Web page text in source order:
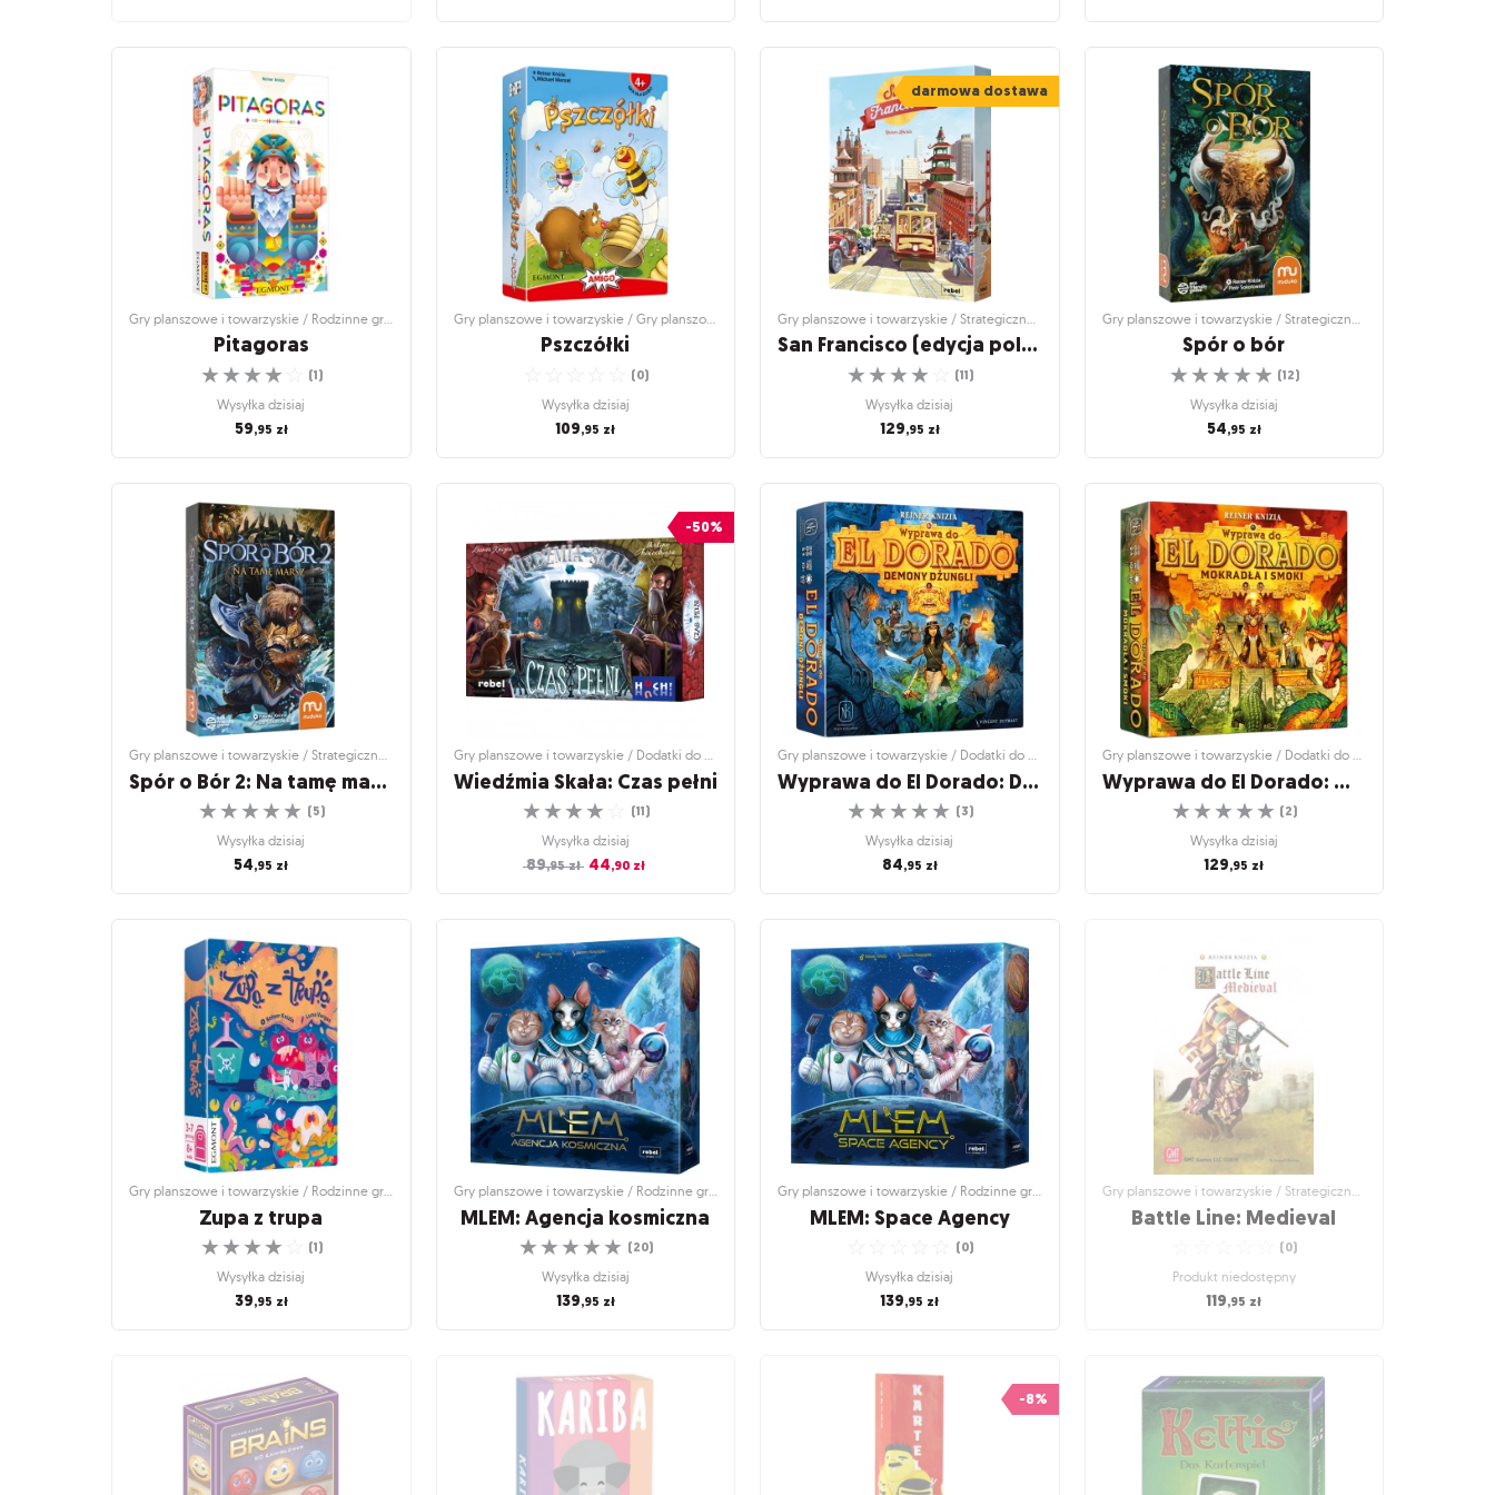
Pędzące Żółwie Extreme
Kto wygra ekstremalny wyścig żółwi?
☆
☆
☆
☆
☆
Produkt niedostępny
109,95zł
Pędzące Żółwie XXXL
Wielki wyścig po sałatę!
☆
☆
☆
☆
☆ (5 )
Wysyłka dzisiaj
299,95zł
Pędzące żółwie: Gra
karciana
Prędzej, prędzej, kto pierwszy!!
☆
☆
☆
☆
☆ ( 5
Wysyłka dzisiaj
39,95zł
Pędzące żółwie: Wyścig do
choinki
Wesoła gonitwa zwierzaków w wersji
świątecznej
☆
☆
☆
☆
☆ (2)
Wysyłka dzisiaj
84,95zł
Gry planszowe i towarzyskie / Rodzinne gry planszowe
Pitagoras
☆
☆
☆
☆ (1)
Wysyłka dzisiaj
59,95 zł
Pitagoras
Żongluj liczbami!
☆
☆
☆
☆
☆ (1)
Wysyłka dzisiaj
59,95zł
Gry planszowe i towarzyskie / Gry planszowe dla dzieci
Pszczółki
(0)
Wysyłka dzisiaj
109,95 zł
Urocza gra pamięciowa
☆
☆
☆
☆
☆ (0)
Wysyłka dzisiaj
109,95zł
darmowa dostawa
Gry planszowe i towarzyskie / Strategiczne gry planszowe
San Francisco (edycja polska)
☆
☆
☆
☆ (11)
Wysyłka dzisiaj
129,95 zł
San Francisco (edycja
polska)
Zbuduj miasto swoich marzeń!
☆
☆
☆
☆
☆ (11)
Wysyłka dzisiaj
129,95zł
Gry planszowe i towarzyskie / Strategiczne gry planszowe
Spór o bór
☆
☆
☆
☆
☆ (12)
Wysyłka dzisiaj
54,95 zł
Spór o bór
Zwycięzca może być tylko jeden!
☆
☆
☆
☆
☆ (12)
Wysyłka dzisiaj
54,95zł
Gry planszowe i towarzyskie / Strategiczne gry planszowe
Spór o Bór 2: Na tamę marsz
☆
☆
☆
☆
☆ (5)
Wysyłka dzisiaj
54,95 zł
Spór o Bór 2: Na tamę marsz
Nagromadź siłę i pokonaj przeciwnika!
☆
☆
☆
☆
☆ (5)
Wysyłka dzisiaj
54,95zł
-50%
Gry planszowe i towarzyskie / Dodatki do gier
Wiedźmia Skała: Czas pełni
☆
☆
☆
☆ (11)
Wysyłka dzisiaj
89,95zł 44,90 zł
Wiedźmia Skała: Czas pełni
Czas znów spotkać się w miejscu mocy!
☆
☆
☆
☆
☆ (11)
Wysyłka dzisiaj
89,95zł 44,90zł
Gry planszowe i towarzyskie / Dodatki do gier
Wyprawa do El Dorado: Demony dżungli
☆
☆
☆
☆
☆ (3)
Wysyłka dzisiaj
84,95 zł
Wyprawa do El Dorado:
Demony dżungli
Dodatek do bestsellerowej gry Wyprawa do El
Dorado!
☆
☆
☆
☆
☆ (3)
Wysyłka dzisiaj
84,95zł
Gry planszowe i towarzyskie / Dodatki do gier
Wyprawa do El Dorado: Mokradła i smoki
☆
☆
☆
☆
☆ (2)
Wysyłka dzisiaj
129,95 zł
Mokradła i smoki
Dwa dodatki pełne wyzwań!
☆
☆
☆
☆
Wysyłka dzisiaj
129,95
Gry planszowe i towarzyskie / Rodzinne gry planszowe
Zupa z trupa
☆
☆
☆
☆ (1)
Wysyłka dzisiaj
39,95 zł
Zupa z trupa
Uważaj na obrzydliwe dania!
☆
☆
☆
☆
☆ (1)
Wysyłka dzisiaj
Gry planszowe i towarzyskie / Rodzinne gry planszowe
MLEM: Agencja kosmiczna
☆
☆
☆
☆
☆ (20)
Wysyłka dzisiaj
139,95 zł
MLEM: Agencja kosmiczna
Koty w kosmosie
☆
☆
☆
☆
☆
Wysyłka dzisiaj
Gry planszowe i towarzyskie / Rodzinne gry planszowe
MLEM: Space Agency
(0)
Wysyłka dzisiaj
139,95 zł
MLEM: Space Agency
☆
☆
Wysyłka dzisiaj
139,95zł
Gry planszowe i towarzyskie / Strategiczne gry planszowe
Battle Line: Medieval
(0)
Produkt niedostępny
119,95 zł
Battle Line: Medieval
Ta nowa, zmieniona tematycznie wersja
Battle Line to strategiczna gra karciana dla
dwóch graczy zbudowana na temat
średniowiecznej wojny
-8%